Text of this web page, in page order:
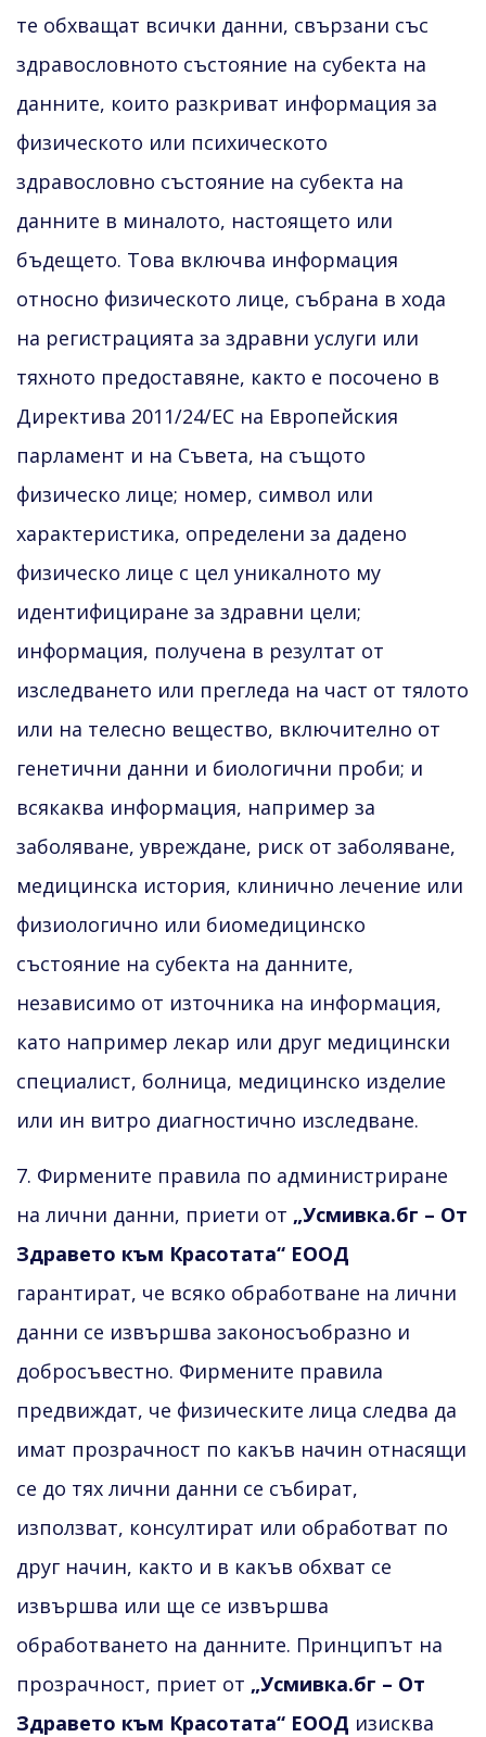
те обхващат всички данни, свързани със
здравословното състояние на субекта на
данните, които разкриват информация за
физическото или психическото
здравословно състояние на субекта на
данните в миналото, настоящето или
бъдещето. Това включва информация
относно физическото лице, събрана в хода
на регистрацията за здравни услуги или
тяхното предоставяне, както е посочено в
Директива 2011/24/EС на Европейския
парламент и на Съвета, на същото
физическо лице; номер, символ или
характеристика, определени за дадено
физическо лице с цел уникалното му
идентифициране за здравни цели;
информация, получена в резултат от
изследването или прегледа на част от тялото
или на телесно вещество, включително от
генетични данни и биологични проби; и
всякаква информация, например за
заболяване, увреждане, риск от заболяване,
медицинска история, клинично лечение или
физиологично или биомедицинско
състояние на субекта на данните,
независимо от източника на информация,
като например лекар или друг медицински
специалист, болница, медицинско изделие
или ин витро диагностично изследване.
7. Фирмените правила по администриране
на лични данни, приети от „Усмивка.бг – От
Здравето към Красотата“ ЕООД
гарантират, че всяко обработване на лични
данни се извършва законосъобразно и
добросъвестно. Фирмените правила
предвиждат, че физическите лица следва да
имат прозрачност по какъв начин отнасящи
се до тях лични данни се събират,
използват, консултират или обработват по
друг начин, както и в какъв обхват се
извършва или ще се извършва
обработването на данните. Принципът на
прозрачност, приет от „Усмивка.бг – От
Здравето към Красотата“ ЕООД изисква